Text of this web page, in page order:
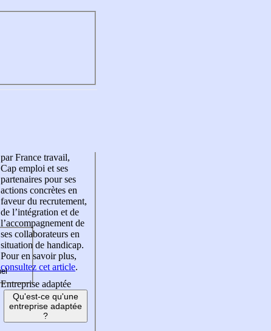
par France travail,
Cap emploi et ses
partenaires pour ses
actions concrètes en
faveur du recrutement,
de l’intégration et de
l’accompagnement de
ses collaborateurs en
situation de handicap.
Pour en savoir plus,
consultez cet article.
Entreprise adaptée
Qu'est-ce qu'une
entreprise adaptée
?